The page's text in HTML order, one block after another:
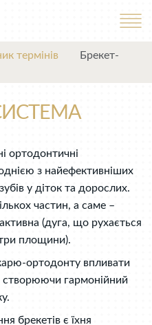
термінів
Брекет-
ортодонтичні
з найефективніших
у діток та дорослих.
частин, а саме –
(дуга, що рухається
площини).
ортодонту впливати
гармонійний
брекетів є їхня